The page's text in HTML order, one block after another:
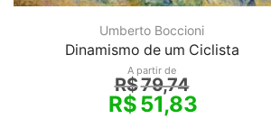
Umberto Boccioni
Dinamismo de um Ciclista
A partir de
R$79,74
R$51,83